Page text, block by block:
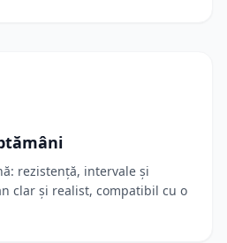
rezistență, intervale și
clar și realist, compatibil cu o